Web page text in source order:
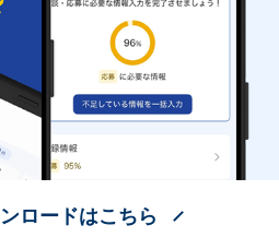
ロードはこちら